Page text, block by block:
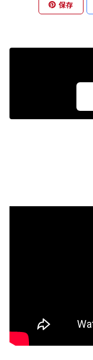
ノート・メモ帳
ペン・筆記用具
ヘアゴム
上田創画堂
To.t（たあと）
保存